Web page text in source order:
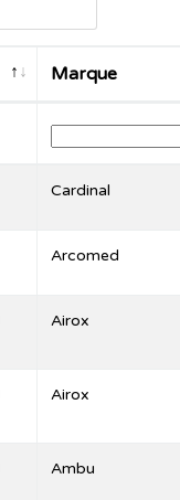
Marque
Marque
Cardinal
Arcomed
Airox
Airox
Ambu